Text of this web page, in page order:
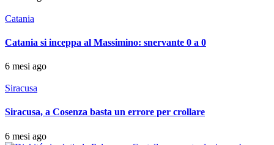
Catania
Catania si inceppa al Massimino: snervante 0 a 0
6 mesi ago
Siracusa
Siracusa, a Cosenza basta un errore per crollare
6 mesi ago